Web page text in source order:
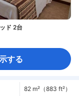
ド 2台
する
82 m²（883 ft²）